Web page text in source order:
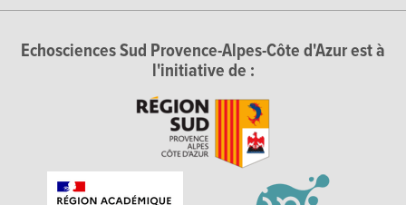
Echosciences Sud Provence-Alpes-Côte d'Azur est à
l'initiative de :